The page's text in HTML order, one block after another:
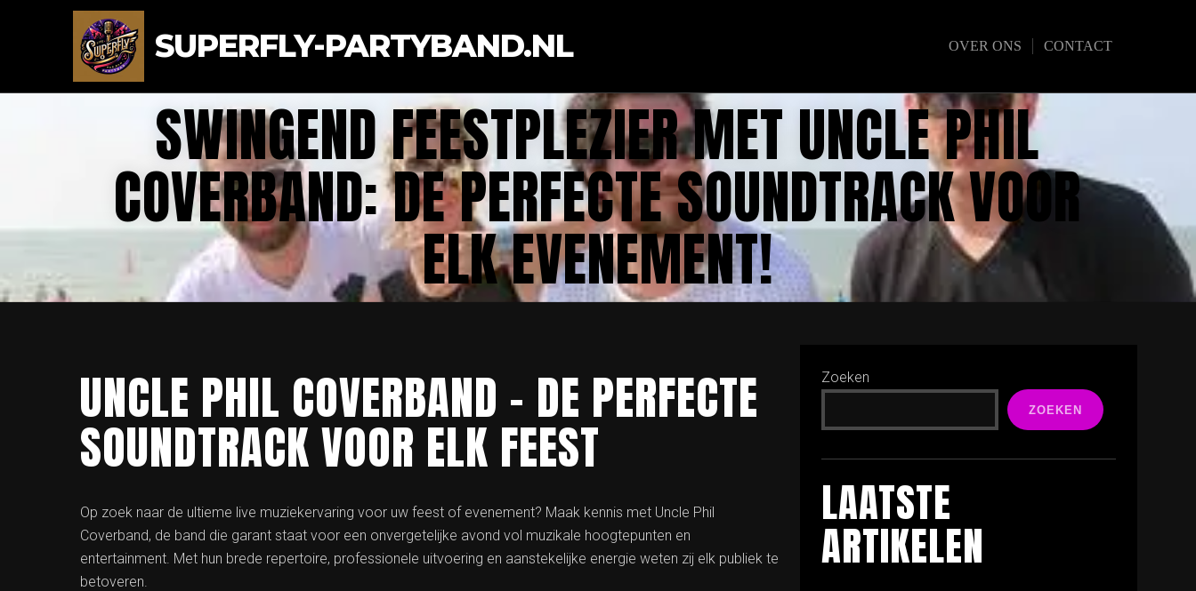
SUPERFLY-PARTYBAND.NL OVER ONS CONTACT
SWINGEND FEESTPLEZIER MET UNCLE PHIL
COVERBAND: DE PERFECTE SOUNDTRACK VOOR
ELK EVENEMENT!
UNCLE PHIL COVERBAND – DE PERFECTE
SOUNDTRACK VOOR ELK FEEST
Op zoek naar de ultieme live muziekervaring voor uw feest of evenement? Maak kennis met Uncle Phil
Coverband, de band die garant staat voor een onvergetelijke avond vol muzikale hoogtepunten en
entertainment. Met hun brede repertoire, professionele uitvoering en aanstekelijke energie weten zij elk publiek te
betoveren.
Zoeken
ZOEKEN
LAATSTE
ARTIKELEN